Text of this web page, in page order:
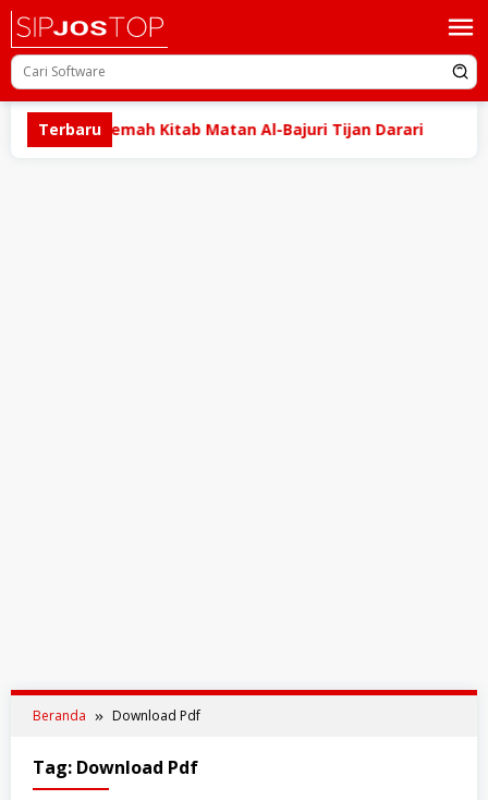
Loncat
konten
Terbaru
Terjemah Kitab Matan Al-Bajuri Tijan Darari
Beranda Download Pdf
Tag: Download Pdf